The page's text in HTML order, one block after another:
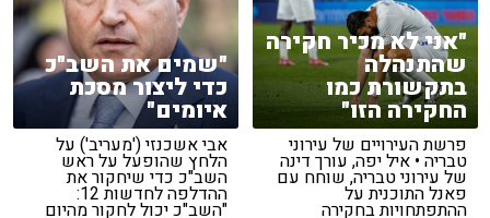
"אני לא מכיר חקירה
שהתנהלה
בתקשורת כמו
החקירה הזו"
פרשת העירויים של עירוני
טבריה • איל יפה, עורך דינה
של עירוני טבריה, שוחח עם
פאנל התוכנית על
ההתפתחויות בחקירה
"שמים את השב"כ
כדי ליצור מסכת
איומים"
אבי אשכנזי ('מעריב') על
הלחץ שהופעל על ראש
השב"כ כדי שיחקור את
ההדלפה לחדשות 12:
"השב"כ יכול לחקור מהיום